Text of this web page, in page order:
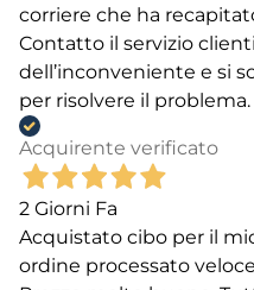
corriere che ha
Contatto il servizio
dell’inconveniente e si
per risolvere il
Acquirente verificato
2 Giorni Fa
Acquistato cibo per il
ordine processato